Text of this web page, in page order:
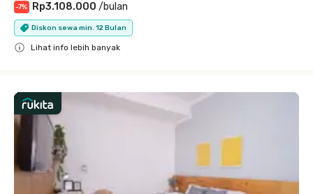
-7% Rp3.108.000 /bulan
Diskon sewa min. 12 Bulan
Lihat info lebih banyak